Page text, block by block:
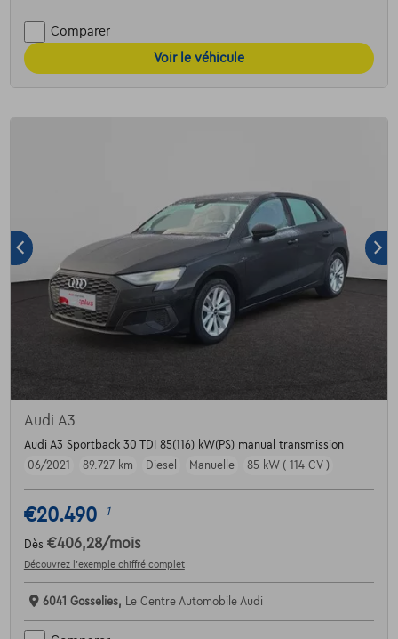
Comparer
Voir le véhicule
Audi A3
Audi A3 Sportback 30 TDI 85(116) kW(PS) manual transmission
06/2021
89.727 km Diesel Manuelle 85 kW ( 114 CV )
€20.490 1
Dès €406,28/mois
Découvrez l’exemple chiffré complet
6041 Gosselies, Le Centre Automobile Audi